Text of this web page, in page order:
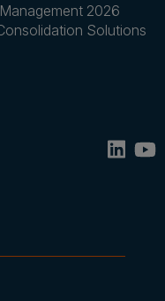
2026
Solutions